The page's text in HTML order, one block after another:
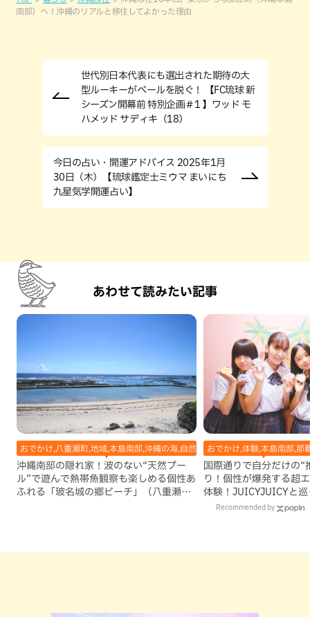
南部）へ！沖縄のリアルと移住してよかった理由
世代別日本代表にも選出された期待の大
型ルーキーがベールを脱ぐ！ 【FC琉球 新
シーズン開幕前 特別企画＃1 】ワッド モ
ハメッド サディキ（18）
今日の占い・開運アドバイス 2025年1月
30日（木）【琉球鑑定士ミウマ まいにち
九星気学開運占い】
あわせて読みたい記事
おでかけ,八重瀬町,地域,本島南部,沖縄の海,自然
沖縄南部の隠れ家！波のない“天然プー
ル”で遊んで熱帯魚観察も楽しめる個性あ
ふれる「玻名城の郷ビーチ」（八重瀬
おでかけ,体験,本島南部,那
国際通りで自分だけの“
り！個性が爆発する超
体験！JUICYJUICYと
を探す
Recommended by